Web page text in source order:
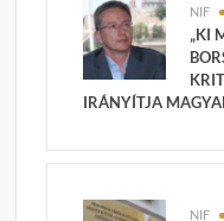
NIF
„KI
IRÁNYÍTJA
NIF